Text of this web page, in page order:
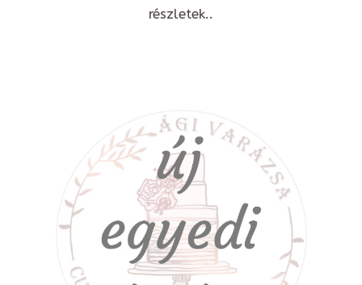
részletek..